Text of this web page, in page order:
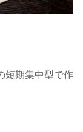
短期集中型で作